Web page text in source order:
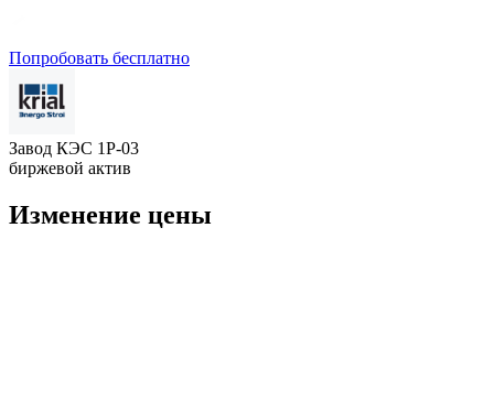
Попробовать бесплатно
Завод КЭС 1P-03
биржевой актив
Изменение цены